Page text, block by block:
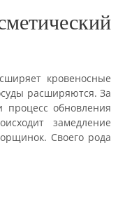
кровеносные
расширяются. За
процесс обновления
замедление
Своего рода